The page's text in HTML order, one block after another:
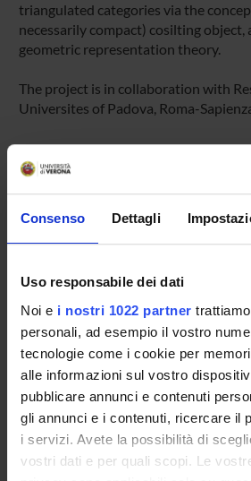
Consenso Dettagli
Uso responsabile dei dati
Noi e i nostri 1022 partner
personali, ad esempio il vostro
tecnologie come i cookie per
alle informazioni sul vostro
pubblicare annunci e contenuti
gli annunci e i contenuti, ricercare il
i servizi. Avete la possibilità di
vostri dati e per quali scopi. Le
triangulated categories via the
necessarily compact) cosilting object,
geometric representation theory.
The project is in collaboration with
Universites of Padova, Roma-
SPONSORS:
Funds:assigned and managed by the
Lidia Angeleri
Full Professor
Temporary Assistant Professor
Alessio Cipriani